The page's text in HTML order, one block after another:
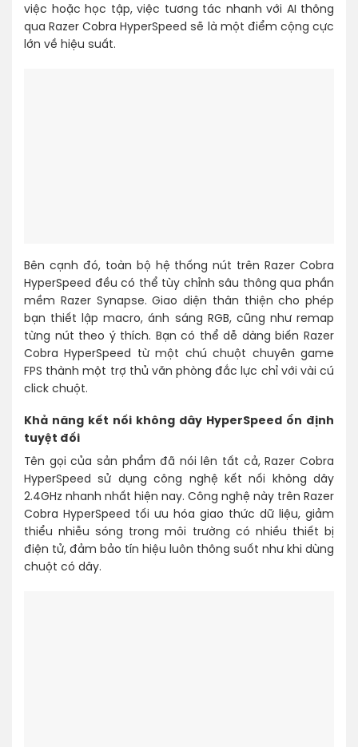
việc hoặc học tập, việc tương tác nhanh với AI thông
qua Razer Cobra HyperSpeed sẽ là một điểm cộng cực
lớn về hiệu suất.
Bên cạnh đó, toàn bộ hệ thống nút trên Razer Cobra
HyperSpeed đều có thể tùy chỉnh sâu thông qua phần
mềm Razer Synapse. Giao diện thân thiện cho phép
bạn thiết lập macro, ánh sáng RGB, cũng như remap
từng nút theo ý thích. Bạn có thể dễ dàng biến Razer
Cobra HyperSpeed từ một chú chuột chuyên game
FPS thành một trợ thủ văn phòng đắc lực chỉ với vài cú
click chuột.
Khả năng kết nối không dây HyperSpeed ổn định
tuyệt đối
Tên gọi của sản phẩm đã nói lên tất cả, Razer Cobra
HyperSpeed sử dụng công nghệ kết nối không dây
2.4GHz nhanh nhất hiện nay. Công nghệ này trên Razer
Cobra HyperSpeed tối ưu hóa giao thức dữ liệu, giảm
thiểu nhiễu sóng trong môi trường có nhiều thiết bị
điện tử, đảm bảo tín hiệu luôn thông suốt như khi dùng
chuột có dây.